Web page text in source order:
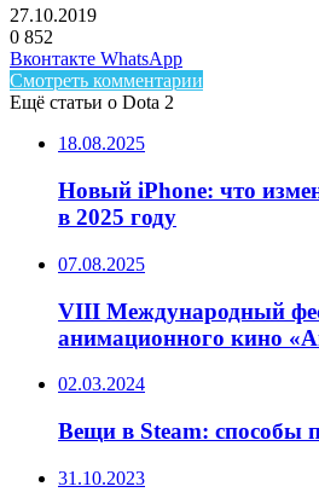
27.10.2019
0 852
Facebook
Twitter
LinkedIn
Вконтакте WhatsAppTelegram
Смотреть комментарии
Ещё статьи о Dota 2
18.08.2025
Новый iPhone: что
в 2025 году
07.08.2025
VIII Международный
анимационного кино
02.03.2024
Вещи в Steam: способы
31.10.2023